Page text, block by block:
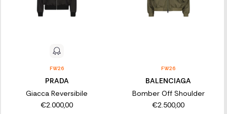
FW26
PRADA
Giacca Reversibile
€2.000,00
FW26
BALENCIAGA
Bomber Off Shoulder
€2.500,00